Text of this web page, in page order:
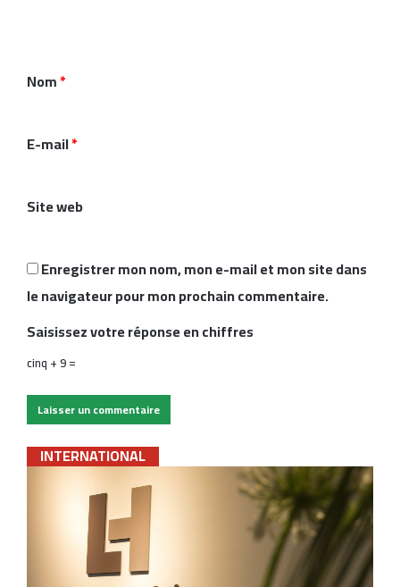
t
i
*
Nom*
E-mail*
Site web
Enregistrer mon nom, mon e-mail et mon site dans
le navigateur pour mon prochain commentaire.
Saisissez votre réponse en chiffres
cinq + 9 =
INTERNATIONAL